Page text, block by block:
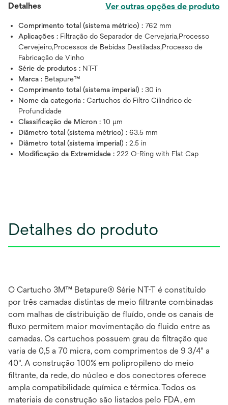
Detalhes Ver outras opções de produto
Comprimento total (sistema métrico) : 762 mm
Aplicações : Filtração do Separador de Cervejaria,Processo
Cervejeiro,Processos de Bebidas Destiladas,Processo de
Fabricação de Vinho
Série de produtos : NT-T
Marca : Betapure™
Comprimento total (sistema imperial) : 30 in
Nome da categoria : Cartuchos do Filtro Cilíndrico de
Profundidade
Classificação de Mícron : 10 μm
Diâmetro total (sistema métrico) : 63.5 mm
Diâmetro total (sistema imperial) : 2.5 in
Modificação da Extremidade : 222 O-Ring with Flat Cap
Detalhes do produto
O Cartucho 3M™ Betapure® Série NT-T é constituído
por três camadas distintas de meio filtrante combinadas
com malhas de distribuição de fluído, onde os canais de
fluxo permitem maior movimentação do fluido entre as
camadas. Os cartuchos possuem grau de filtração que
varia de 0,5 a 70 micra, com comprimentos de 9 3/4" a
40". A construção 100% em polipropileno do meio
filtrante, da rede, do núcleo e dos conectores oferece
ampla compatibilidade química e térmica. Todos os
materiais de construção são listados pelo FDA, em